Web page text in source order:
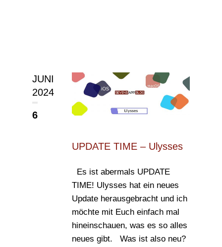
JUNI
2024
6
UPDATE TIME – Ulysses
Es ist abermals UPDATE
TIME! Ulysses hat ein neues
Update herausgebracht und ich
möchte mit Euch einfach mal
hineinschauen, was es so alles
neues gibt. Was ist also neu?